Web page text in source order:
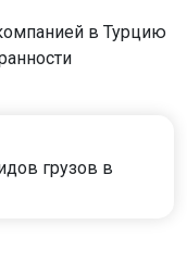
в Турцию
грузов в